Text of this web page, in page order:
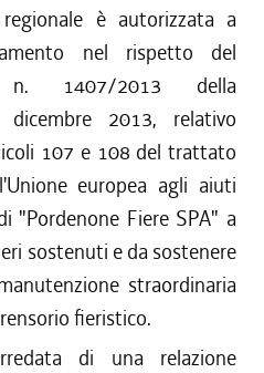
regionale è autorizzata a
nel rispetto del
n. 1407/2013 della
2013, relativo
107 e 108 del trattato
europea agli aiuti
"Pordenone Fiere SPA" a
sostenuti e da sostenere
straordinaria
fieristico.
di una relazione